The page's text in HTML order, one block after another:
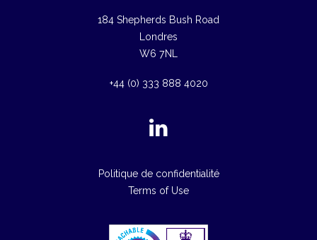
184 Shepherds Bush Road
Londres
W6 7NL
+44 (0) 333 888 4020
Politique de confidentialité
Terms of Use